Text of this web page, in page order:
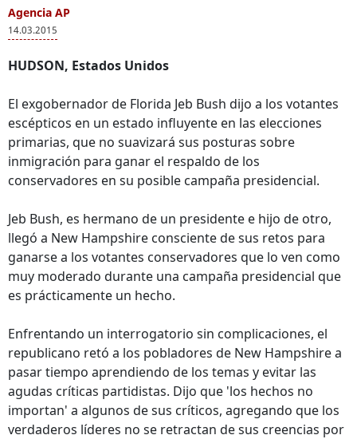
Agencia AP
14.03.2015
HUDSON, Estados Unidos
El exgobernador de Florida Jeb Bush dijo a los votantes
escépticos en un estado influyente en las elecciones
primarias, que no suavizará sus posturas sobre
inmigración para ganar el respaldo de los
conservadores en su posible campaña presidencial.
Jeb Bush, es hermano de un presidente e hijo de otro,
llegó a New Hampshire consciente de sus retos para
ganarse a los votantes conservadores que lo ven como
muy moderado durante una campaña presidencial que
es prácticamente un hecho.
Enfrentando un interrogatorio sin complicaciones, el
republicano retó a los pobladores de New Hampshire a
pasar tiempo aprendiendo de los temas y evitar las
agudas críticas partidistas. Dijo que 'los hechos no
importan' a algunos de sus críticos, agregando que los
verdaderos líderes no se retractan de sus creencias por